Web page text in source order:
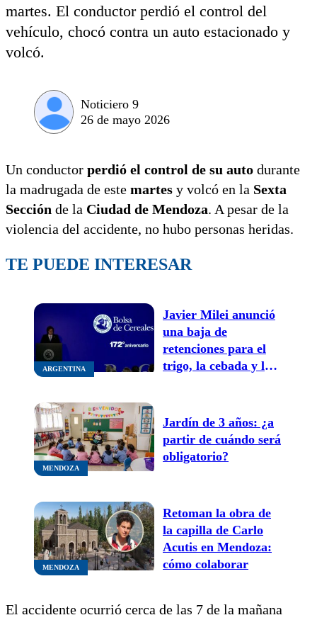
martes. El conductor perdió el control del
vehículo, chocó contra un auto estacionado y
volcó.
Noticiero 9
26 de mayo 2026
Un conductor perdió el control de su auto durante
la madrugada de este martes y volcó en la Sexta
Sección de la Ciudad de Mendoza. A pesar de la
violencia del accidente, no hubo personas heridas.
TE PUEDE INTERESAR
ARGENTINA
Javier Milei anunció
una baja de
retenciones para el
trigo, la cebada y la
MENDOZA
Jardín de 3 años: ¿a
partir de cuándo será
obligatorio?
MENDOZA
Retoman la obra de
la capilla de Carlo
Acutis en Mendoza:
cómo colaborar
El accidente ocurrió cerca de las 7 de la mañana